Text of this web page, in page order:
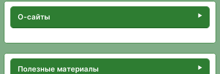
О-сайты
Полезные материалы